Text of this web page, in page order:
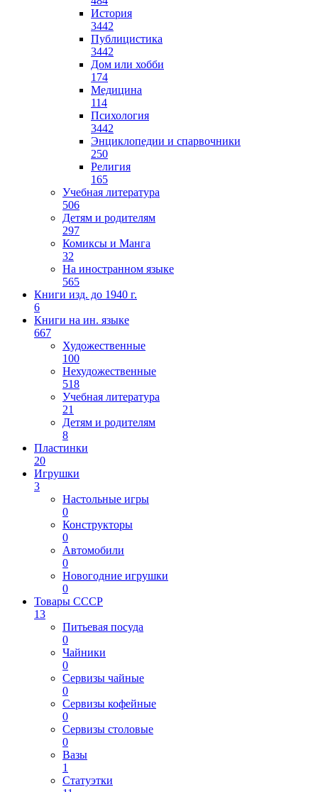
История
3442
Публицистика
3442
Дом или хобби
174
Медицина
114
Психология
3442
Энциклопедии и спарвочники
250
Религия
165
Учебная литература
506
Детям и родителям
297
Комиксы и Манга
32
На иностранном языке
565
Книги изд. до 1940 г.
6
Книги на ин. языке
667
Художественные
100
Нехудожественные
518
Учебная литература
21
Детям и родителям
8
Пластинки
20
Игрушки
3
Настольные игры
0
Конструкторы
0
Автомобили
0
Новогодние игрушки
0
Товары СССР
13
Питьевая посуда
0
Чайники
0
Сервизы чайные
0
Сервизы кофейные
0
Сервизы столовые
0
Вазы
1
Статуэтки